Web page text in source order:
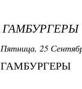
Пятница, 25
ГАМБУРГЕРЫ